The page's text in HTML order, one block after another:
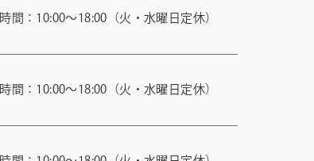
間：10:00〜18:00（火・水曜日定休）
間：10:00〜18:00（火・水曜日定休）